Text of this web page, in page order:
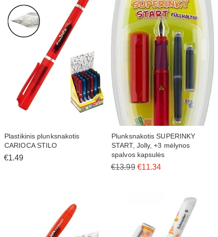
Plastikinis plunksnakotis
CARIOCA STILO
€1.49
Plunksnakotis SUPERINKY
START, Jolly, +3 mėlynos
spalvos kapsulės
€13.99 €11.34